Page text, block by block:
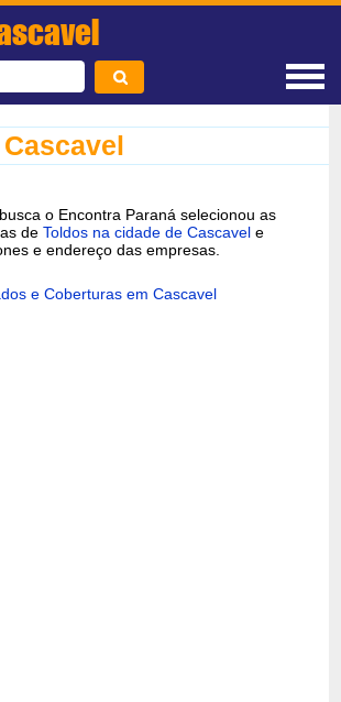
o Encontra Paraná selecionou as
deToldos na cidade de Cascavel e
e endereço das empresas.
e Coberturas em Cascavel